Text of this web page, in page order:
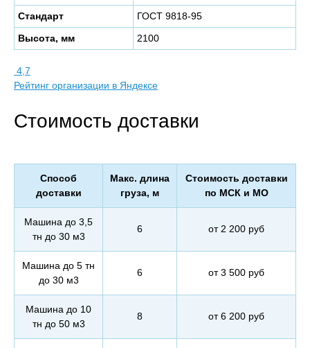
Стандарт
ГОСТ 9818-95
Высота, мм
2100
4,7
Рейтинг организации в Яндексе
Стоимость доставки
Способ
доставки
Макс. длина
груза, м
Стоимость доставки
по МСК и МО
Машина до 3,5
тн до 30 м3
6 от 2 200 руб
Машина до 5 тн
до 30 м3
6 от 3 500 руб
Машина до 10
тн до 50 м3
8 от 6 200 руб